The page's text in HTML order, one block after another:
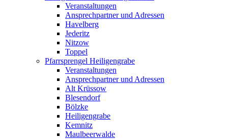
Veranstaltungen
Ansprechpartner und Adressen
Havelberg
Jederitz
Nitzow
Toppel
Pfarrsprengel Heiligengrabe
Veranstaltungen
Ansprechpartner und Adressen
Alt Krüssow
Blesendorf
Bölzke
Heiligengrabe
Kemnitz
Maulbeerwalde